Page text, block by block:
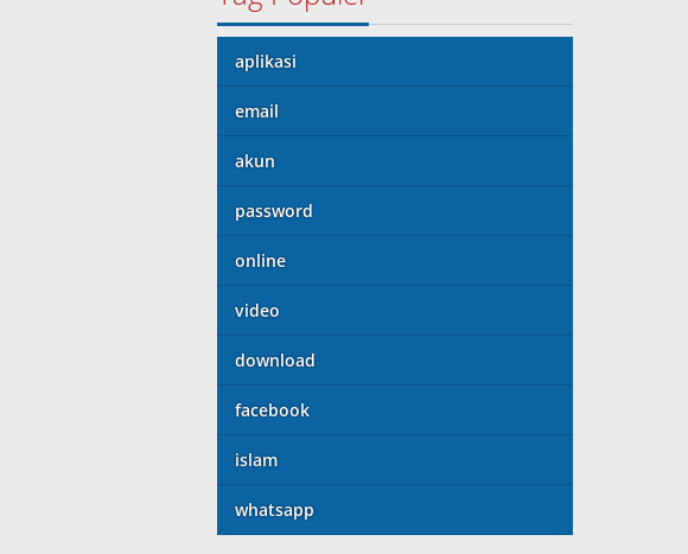
aplikasi
email
akun
password
online
video
download
facebook
islam
whatsapp